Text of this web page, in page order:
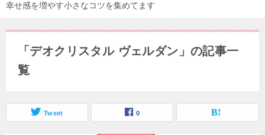
幸せ感を増やす小さなコツを集めてます
「デオクリスタル ヴェルダン」の記事一
覧
Tweet 0